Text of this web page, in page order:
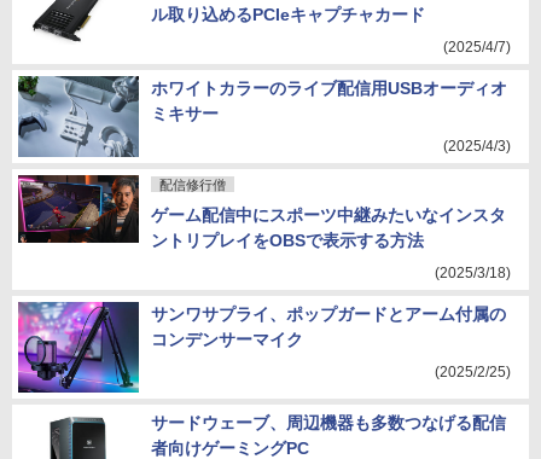
ル取り込めるPCIeキャプチャカード
(2025/4/7)
ホワイトカラーのライブ配信用USBオーディオ
ミキサー
(2025/4/3)
配信修行僧
ゲーム配信中にスポーツ中継みたいなインスタ
ントリプレイをOBSで表示する方法
(2025/3/18)
サンワサプライ、ポップガードとアーム付属の
コンデンサーマイク
(2025/2/25)
サードウェーブ、周辺機器も多数つなげる配信
者向けゲーミングPC